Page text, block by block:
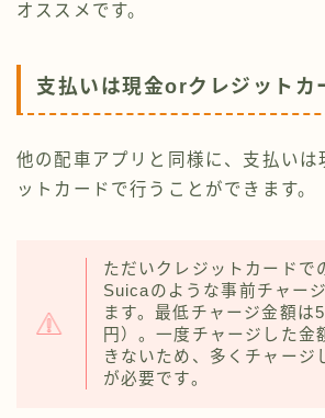
オススメです。
支払いは現金orクレジットカ
他の配車アプリと同様に、支払いは
ットカードで行うことができます。
ただいクレジットカードで
Suicaのような事前チャー
ます。最低チャージ金額は
円）。一度チャージした金
きないため、多くチャージ
が必要です。